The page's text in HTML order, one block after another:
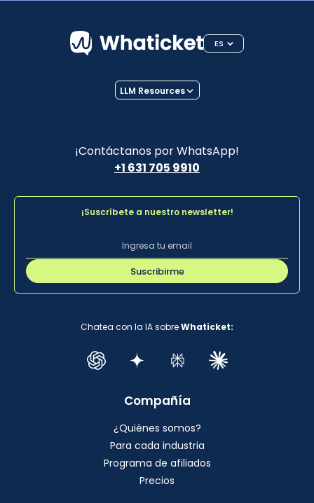
ES
¡Contáctanos por WhatsApp!
+1 631 705 9910
LLM Resources
¡Suscríbete a nuestro newsletter!
Suscribirme
Chatea con la IA sobreWhaticket:
Compañía
¿Quiénes somos?
Para cada industria
Programa de afiliados
Precios